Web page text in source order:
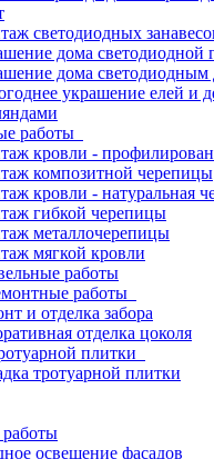
светодиодных
дома светодиодной
дома светодиодным
украшение елей и
работы
кровли -
композитной черепицы
кровли - натуральная
гибкой черепицы
металлочерепицы
мягкой кровли
работы
работы
и отделка забора
отделка цоколя
плитки
тротуарной плитки
освещение фасадов